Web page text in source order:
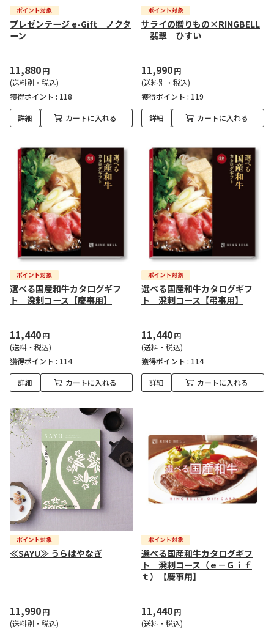
プレゼンテージ e-Gift ノクタ
ーン
11,880円
(送料別・税込)
獲得ポイント : 118
詳細 カートに入れる
サライの贈りもの×RINGBELL
翡翠 ひすい
11,990円
(送料別・税込)
獲得ポイント : 119
詳細 カートに入れる
選べる国産和牛カタログギフ
ト 溌剌コース【慶事用】
11,440円
(送料・税込)
獲得ポイント : 114
詳細 カートに入れる
選べる国産和牛カタログギフ
ト 溌剌コース【弔事用】
11,440円
(送料・税込)
獲得ポイント : 114
詳細 カートに入れる
≪SAYU≫ うらはやなぎ
11,990円
(送料別・税込)
選べる国産和牛カタログギフ
ト 溌剌コース（ｅ－Ｇｉｆ
ｔ）【慶事用】
11,440円
(送料・税込)